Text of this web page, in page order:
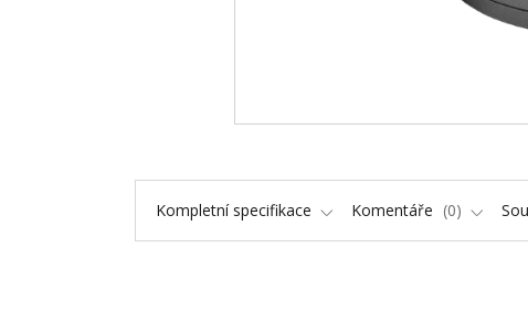
Kompletní specifikace Komentáře 0